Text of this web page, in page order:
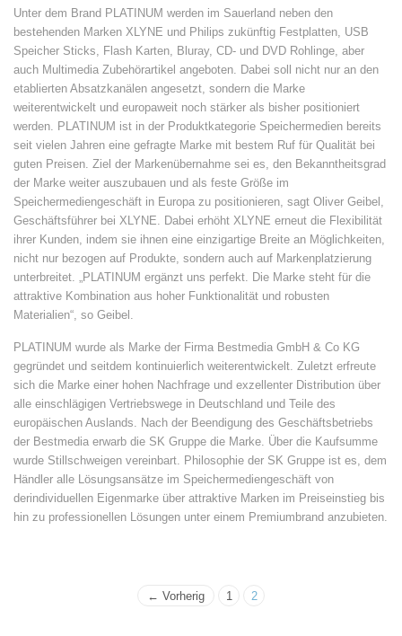
Unter dem Brand PLATINUM werden im Sauerland neben den
bestehenden Marken XLYNE und Philips zukünftig Festplatten, USB
Speicher Sticks, Flash Karten, Bluray, CD- und DVD Rohlinge, aber
auch Multimedia Zubehörartikel angeboten. Dabei soll nicht nur an den
etablierten Absatzkanälen angesetzt, sondern die Marke
weiterentwickelt und europaweit noch stärker als bisher positioniert
werden. PLATINUM ist in der Produktkategorie Speichermedien bereits
seit vielen Jahren eine gefragte Marke mit bestem Ruf für Qualität bei
guten Preisen. Ziel der Markenübernahme sei es, den Bekanntheitsgrad
der Marke weiter auszubauen und als feste Größe im
Speichermediengeschäft in Europa zu positionieren, sagt Oliver Geibel,
Geschäftsführer bei XLYNE. Dabei erhöht XLYNE erneut die Flexibilität
ihrer Kunden, indem sie ihnen eine einzigartige Breite an Möglichkeiten,
nicht nur bezogen auf Produkte, sondern auch auf Markenplatzierung
unterbreitet. „PLATINUM ergänzt uns perfekt. Die Marke steht für die
attraktive Kombination aus hoher Funktionalität und robusten
Materialien“, so Geibel.
PLATINUM wurde als Marke der Firma Bestmedia GmbH & Co KG
gegründet und seitdem kontinuierlich weiterentwickelt. Zuletzt erfreute
sich die Marke einer hohen Nachfrage und exzellenter Distribution über
alle einschlägigen Vertriebswege in Deutschland und Teile des
europäischen Auslands. Nach der Beendigung des Geschäftsbetriebs
der Bestmedia erwarb die SK Gruppe die Marke. Über die Kaufsumme
wurde Stillschweigen vereinbart. Philosophie der SK Gruppe ist es, dem
Händler alle Lösungsansätze im Speichermediengeschäft von
derindividuellen Eigenmarke über attraktive Marken im Preiseinstieg bis
hin zu professionellen Lösungen unter einem Premiumbrand anzubieten.
← Vorherig 1 2